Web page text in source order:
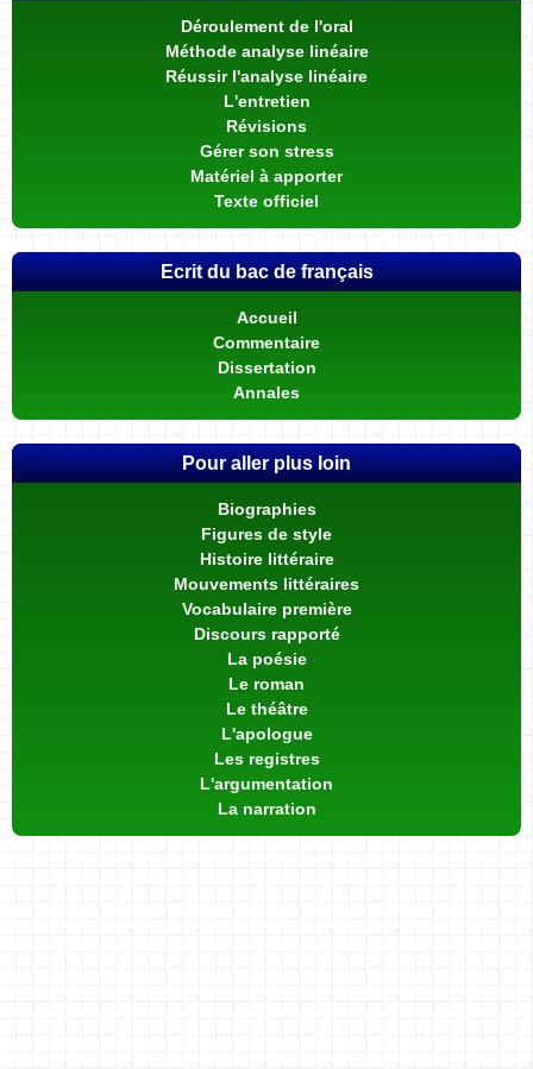
Déroulement de l'oral
Méthode analyse linéaire
Réussir l'analyse linéaire
L'entretien
Révisions
Gérer son stress
Matériel à apporter
Texte officiel
Ecrit du bac de français
Accueil
Commentaire
Dissertation
Annales
Pour aller plus loin
Biographies
Figures de style
Histoire littéraire
Mouvements littéraires
Vocabulaire première
Discours rapporté
La poésie
Le roman
Le théâtre
L'apologue
Les registres
L'argumentation
La narration